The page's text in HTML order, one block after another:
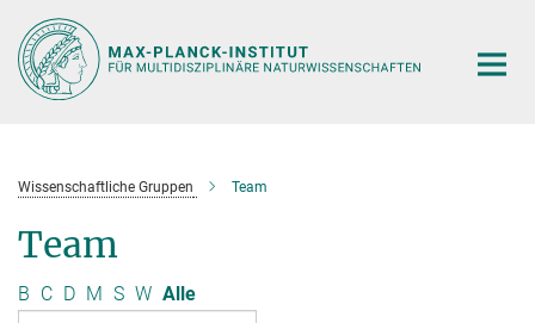
Hauptinhalt
Wissenschaftliche Gruppen Team
Team
B C D M S W Alle